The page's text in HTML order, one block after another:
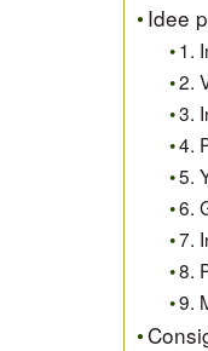
Idee
1.
2.
3.
4.
5.
6.
7.
8.
9.